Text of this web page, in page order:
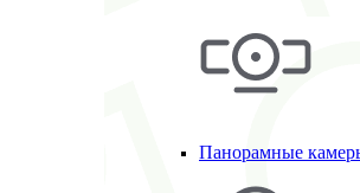
Панорамные